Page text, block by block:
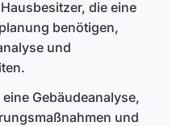
die eine
benötigen,
und
Gebäudeanalyse,
und